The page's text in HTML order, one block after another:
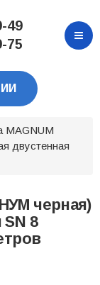
49
75
MAGNUM
двустенная
черная)
8